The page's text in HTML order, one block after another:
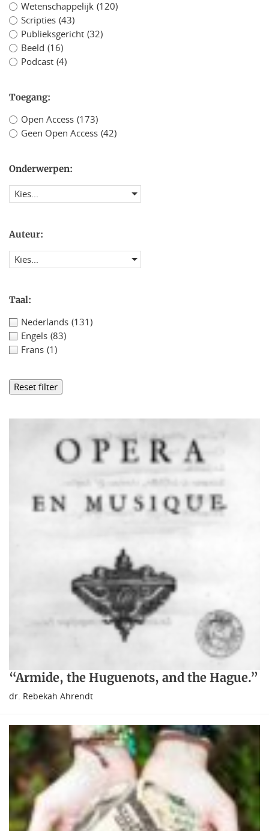
Wetenschappelijk (120)
Scripties (43)
Publieksgericht (32)
Beeld (16)
Podcast (4)
Toegang:
Open Access (173)
Geen Open Access (42)
Onderwerpen:
Kies...
Auteur:
Kies...
Taal:
Nederlands (131)
Engels (83)
Frans (1)
Reset filter
“Armide, the Huguenots, and the Hague.”
dr. Rebekah Ahrendt